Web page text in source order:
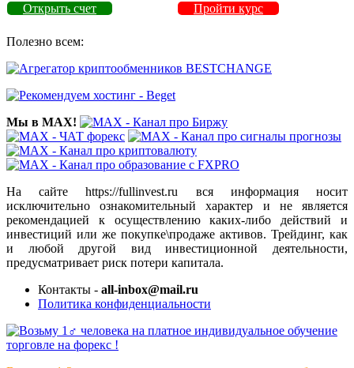
Открыть счет Пройти курс
Полезно всем:
Мы в MAX!
На сайте https://fullinvest.ru вся информация носит
исключительно ознакомительный характер и не является
рекомендацией к осуществлению каких-либо действий и
инвестиций или же покупке\продаже активов. Трейдинг, как
и любой другой вид инвестиционной деятельности,
предусматривает риск потери капитала.
Контакты - all-inbox@mail.ru
Политика конфиденциальности